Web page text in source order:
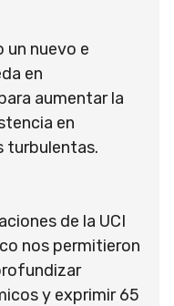
un nuevo e
en
aumentar la
en
turbulentas.
de la UCI
nos permitieron
y exprimir 65